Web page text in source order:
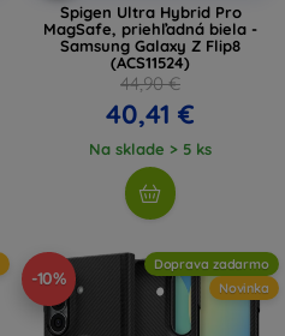
Spigen Ultra Hybrid Pro
MagSafe, priehľadná biela -
Samsung Galaxy Z Flip8
(ACS11524)
44,90 €
40,41 €
Na sklade > 5 ks
-10%
Doprava zadarmo
Novinka